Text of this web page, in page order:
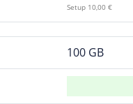
Setup 10,00 €
100 GB